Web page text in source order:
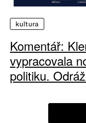
kultura
Komentář:
vypracovala
politiku.